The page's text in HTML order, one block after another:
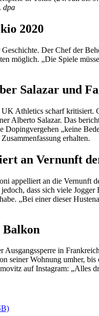
dpa
2020
Der Chef der
möglich. „Die Spiele
Salazar und
Athletics scharf kritisiert.
Alberto Salazar. Das
„keine
erhalten.
an Vernunft
appelliert an die Vernunft
dass sich viele
„Bei einer dieser
in
seiner Wohnung umher,
auf Instagram: „Alles